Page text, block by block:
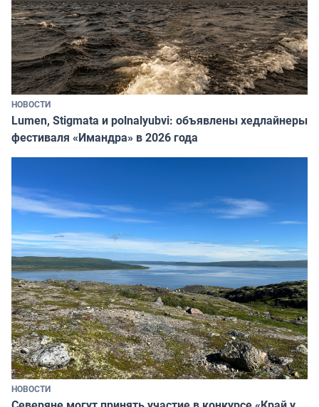
НОВОСТИ
Lumen, Stigmata и polnalyubvi: объявлены хедлайнеры
фестиваля «Имандра» в 2026 года
НОВОСТИ